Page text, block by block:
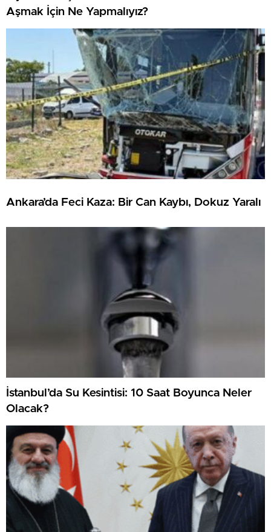
Aşmak İçin Ne Yapmalıyız?
Ankara’da Feci Kaza: Bir Can Kaybı, Dokuz Yaralı
İstanbul’da Su Kesintisi: 10 Saat Boyunca Neler
Olacak?